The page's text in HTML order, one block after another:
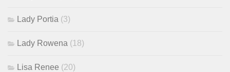
Lady Portia (3)
Lady Rowena (18)
Lisa Renee (20)